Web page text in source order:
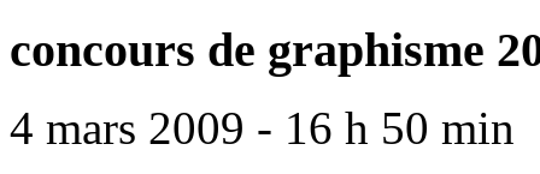
concours de graphisme
4 mars 2009 - 16 h 50 min